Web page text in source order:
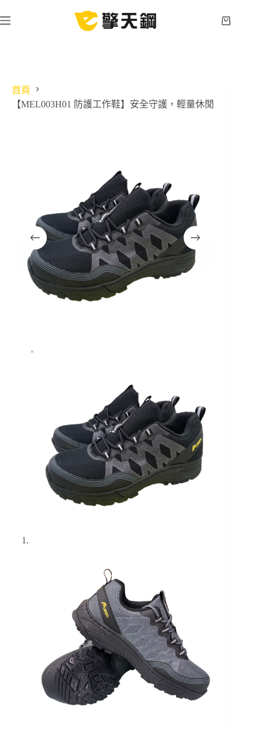
至
購
首頁
【MEL003H01 防護工作鞋】安全守護，輕量休閒